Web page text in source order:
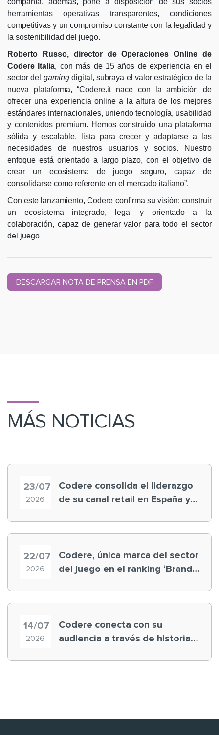
herramientas operativas transparentes, condiciones
competitivas y un compromiso constante con la legalidad y
la sostenibilidad del juego.
Roberto Russo, director de Operaciones Online de
Codere Italia, con más de 15 años de experiencia en el
sector del gamingdigital, subraya el valor estratégico de la
nueva plataforma, “Codere.it nace con la ambición de
ofrecer una experiencia online a la altura de los mejores
estándares internacionales, uniendo tecnología, usabilidad
y contenidos premium. Hemos construido una plataforma
sólida y escalable, lista para crecer y adaptarse a las
necesidades de nuestros usuarios y socios. Nuestro
enfoque está orientado a largo plazo, con el objetivo de
crear un ecosistema de juego seguro, capaz de
consolidarse como referente en el mercado italiano”.
Con este lanzamiento, Codere confirma su visión: construir
un ecosistema integrado, legal y orientado a la
colaboración, capaz de generar valor para todo el sector
del juego
DESCARGAR NOTA DE PRENSA EN PDF
MÁS NOTICIAS
23/07
2026
Codere consolida el liderazgo
de su canal retail en España y
22/07
2026
Codere, única marca del sector
del juego en el ranking ‘Brand
14/07
2026
Codere conecta con su
audiencia a través de historias